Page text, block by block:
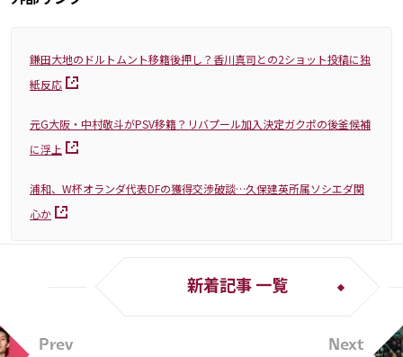
鎌田大地のドルトムント移籍後押し？香川真司との2ショット投稿に独
紙反応
元G大阪・中村敬斗がPSV移籍？リバプール加入決定ガクポの後釜候補
に浮上
浦和、W杯オランダ代表DFの獲得交渉破談…久保建英所属ソシエダ関
心か
Prev
新着記事 一覧
Next